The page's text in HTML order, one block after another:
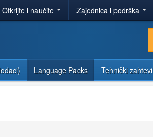
Otkrijte i naučite Zajednica i podrška
Language Packs Tehnički zahtevi